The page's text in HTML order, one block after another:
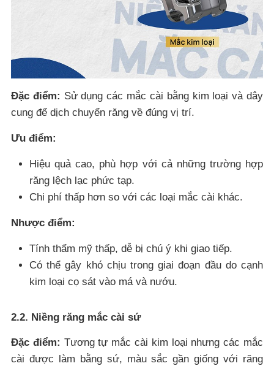
Đặc điểm: Sử dụng các mắc cài bằng kim loại và dây
cung để dịch chuyển răng về đúng vị trí.
Ưu điểm:
Hiệu quả cao, phù hợp với cả những trường hợp
răng lệch lạc phức tạp.
Chi phí thấp hơn so với các loại mắc cài khác.
Nhược điểm:
Tính thẩm mỹ thấp, dễ bị chú ý khi giao tiếp.
Có thể gây khó chịu trong giai đoạn đầu do cạnh
kim loại cọ sát vào má và nướu.
2.2. Niềng răng mắc cài sứ
Đặc điểm: Tương tự mắc cài kim loại nhưng các mắc
cài được làm bằng sứ, màu sắc gần giống với răng